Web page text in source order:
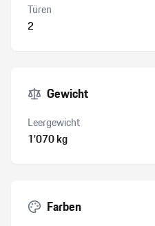
Türen
2
Gewicht
Leergewicht
1’070 kg
Farben